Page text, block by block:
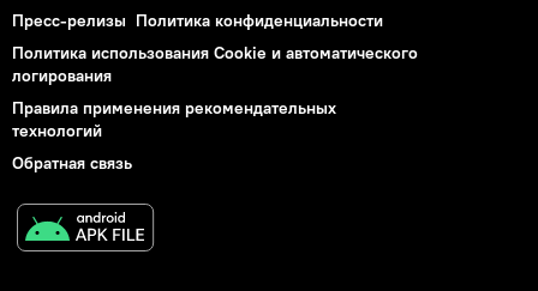
Пресс-релизы Политика конфиденциальности
Политика использования Cookie и автоматического
логирования
Правила применения рекомендательных
технологий
Обратная связь